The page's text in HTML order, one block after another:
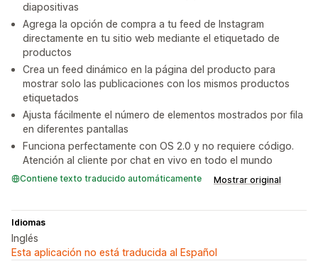
diapositivas
Agrega la opción de compra a tu feed de Instagram
directamente en tu sitio web mediante el etiquetado de
productos
Crea un feed dinámico en la página del producto para
mostrar solo las publicaciones con los mismos productos
etiquetados
Ajusta fácilmente el número de elementos mostrados por fila
en diferentes pantallas
Funciona perfectamente con OS 2.0 y no requiere código.
Atención al cliente por chat en vivo en todo el mundo
Contiene texto traducido automáticamente Mostrar original
Idiomas
Inglés
Esta aplicación no está traducida al Español